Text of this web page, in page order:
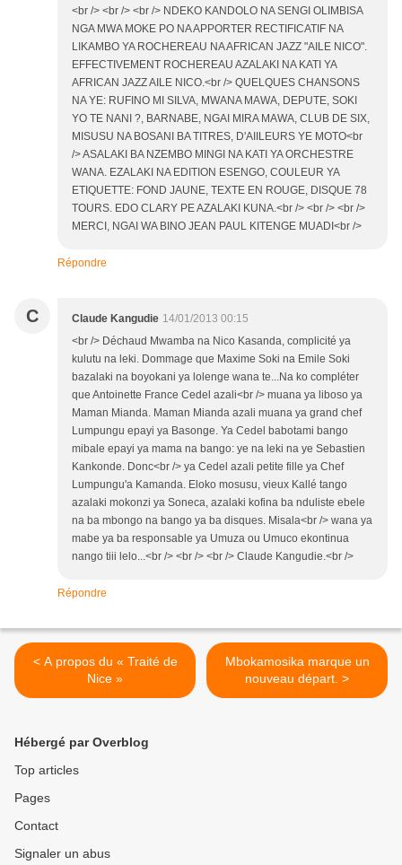
<br /> <br /> <br /> NDEKO KANDOLO NA SENGI OLIMBISA
NGA MWA MOKE PO NA APPORTER RECTIFICATIF NA
LIKAMBO YA ROCHEREAU NA AFRICAN JAZZ "AILE NICO".
EFFECTIVEMENT ROCHEREAU AZALAKI NA KATI YA
AFRICAN JAZZ AILE NICO.<br /> QUELQUES CHANSONS
NA YE: RUFINO MI SILVA, MWANA MAWA, DEPUTE, SOKI
YO TE NANI ?, BARNABE, NGAI MIRA MAWA, CLUB DE SIX,
MISUSU NA BOSANI BA TITRES, D'AIILEURS YE MOTO<br
/> ASALAKI BA NZEMBO MINGI NA KATI YA ORCHESTRE
WANA. EZALAKI NA EDITION ESENGO, COULEUR YA
ETIQUETTE: FOND JAUNE, TEXTE EN ROUGE, DISQUE 78
TOURS. EDO CLARY PE AZALAKI KUNA.<br /> <br /> <br />
MERCI, NGAI WA BINO JEAN PAUL KITENGE MUADI<br />
Répondre
C Claude Kangudie 14/01/2013 00:15
<br /> Déchaud Mwamba na Nico Kasanda, complicité ya
kulutu na leki. Dommage que Maxime Soki na Emile Soki
bazalaki na boyokani ya lolenge wana te...Na ko compléter
que Antoinette France Cedel azali<br /> muana ya liboso ya
Maman Mianda. Maman Mianda azali muana ya grand chef
Lumpungu epayi ya Basonge. Ya Cedel babotami bango
mibale epayi ya mama na bango: ye na leki na ye Sebastien
Kankonde. Donc<br /> ya Cedel azali petite fille ya Chef
Lumpungu'a Kamanda. Eloko mosusu, vieux Kallé tango
azalaki mokonzi ya Soneca, azalaki kofina ba nduliste ebele
na ba mbongo na bango ya ba disques. Misala<br /> wana ya
mabe ya ba responsable ya Umuza ou Umuco ekontinua
nango tiii lelo...<br /> <br /> <br /> Claude Kangudie.<br />
Répondre
< A propos du « Traité de
Nice »
Mbokamosika marque un
nouveau départ. >
Hébergé par Overblog
Top articles
Pages
Contact
Signaler un abus